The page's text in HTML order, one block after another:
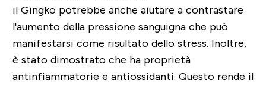
il Gingko potrebbe anche aiutare a contrastare
l'aumento della pressione sanguigna che può
manifestarsi come risultato dello stress. Inoltre,
è stato dimostrato che ha proprietà
antinfiammatorie e antiossidanti. Questo rende il